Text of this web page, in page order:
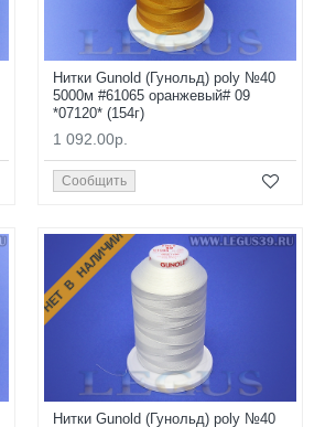
Нитки Gunold (Гунольд) poly №40
5000м #61065 оранжевый# 09
*07120* (154г)
1 092.00р.
Сообщить
НЕТ В НАЛИЧИИ
Нитки Gunold (Гунольд) poly №40